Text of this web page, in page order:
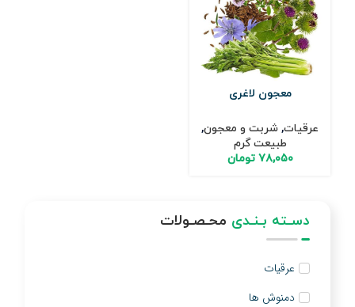
دسـته بـنـدی محـصـولات
عرقیات
دمنوش ها
معجون لاغری
عرقیات, شربت و معجون,
طبیعت گرم
۷۸,۰۵۰ تومان